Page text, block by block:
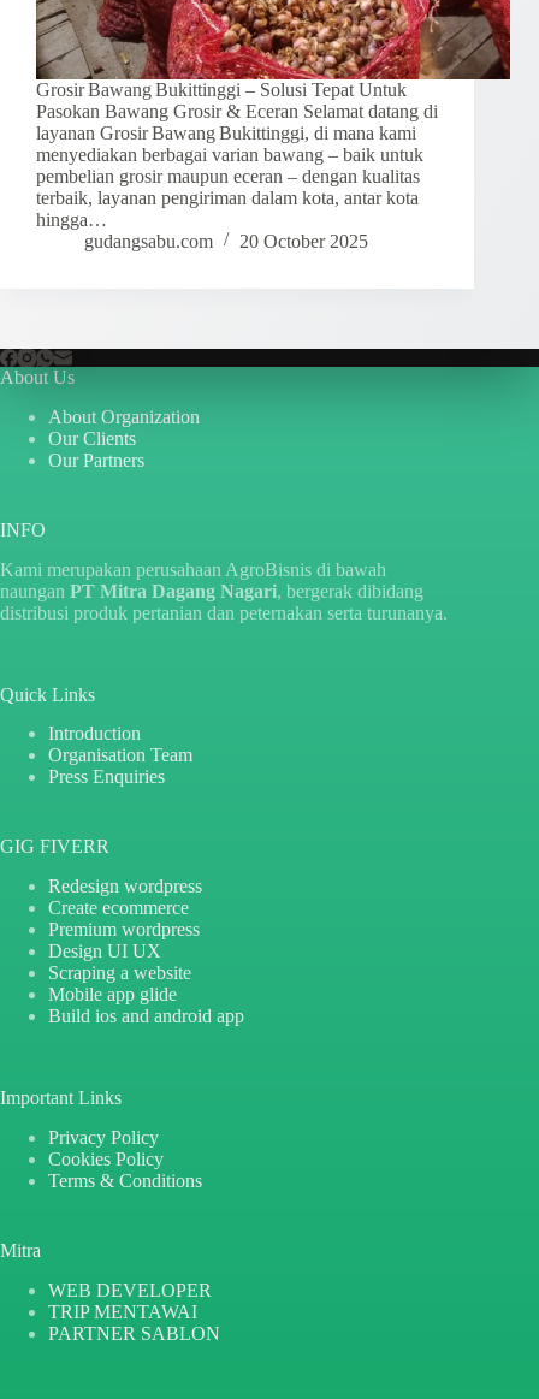
Grosir Bawang Bukittinggi – Solusi Tepat Untuk
Pasokan Bawang Grosir & Eceran Selamat datang di
layanan Grosir Bawang Bukittinggi, di mana kami
menyediakan berbagai varian bawang – baik untuk
pembelian grosir maupun eceran – dengan kualitas
terbaik, layanan pengiriman dalam kota, antar kota
hingga…
gudangsabu.com
20 October 2025
About Us
About Organization
Our Clients
Our Partners
INFO
Kami merupakan perusahaan AgroBisnis di bawah
naungan PT Mitra Dagang Nagari, bergerak dibidang
distribusi produk pertanian dan peternakan serta turunanya.
Quick Links
Introduction
Organisation Team
Press Enquiries
GIG FIVERR
Redesign wordpress
Create ecommerce
Premium wordpress
Design UI UX
Scraping a website
Mobile app glide
Build ios and android app
Important Links
Privacy Policy
Cookies Policy
Terms & Conditions
Mitra
WEB DEVELOPER
TRIP MENTAWAI
PARTNER SABLON